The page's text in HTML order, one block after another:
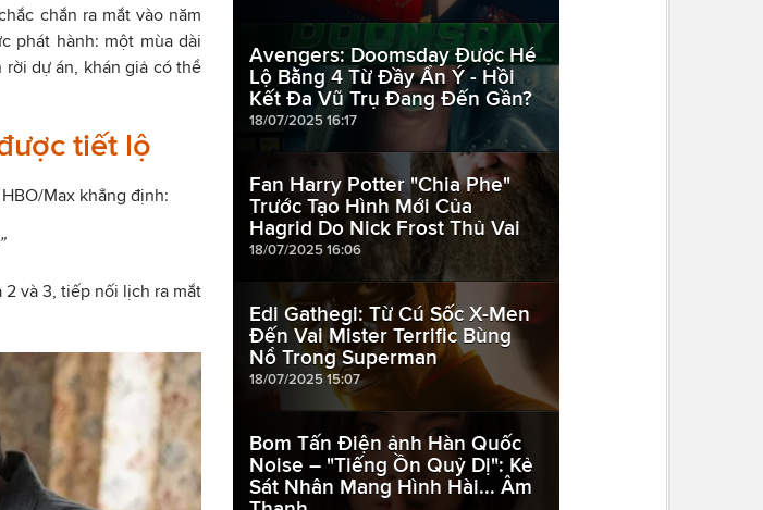
chắn ra mắt vào năm
phát hành: một mùa dài
rời dự án, khán giả có thể
tiết lộ
Max khẳng định:
và 3, tiếp nối lịch ra mắt
Avengers: Doomsday Được Hé
Lộ Bằng 4 Từ Đầy Ẩn Ý - Hồi
Kết Đa Vũ Trụ Đang Đến Gần?
18/07/2025 16:17
Fan Harry Potter "Chia Phe"
Trước Tạo Hình Mới Của
Hagrid Do Nick Frost Thủ Vai
18/07/2025 16:06
Edi Gathegi: Từ Cú Sốc X-Men
Đến Vai Mister Terrific Bùng
Nổ Trong Superman
18/07/2025 15:07
Bom Tấn Điện ảnh Hàn Quốc
Noise – "Tiếng Ồn Quỷ Dị": Kẻ
Sát Nhân Mang Hình Hài... Âm